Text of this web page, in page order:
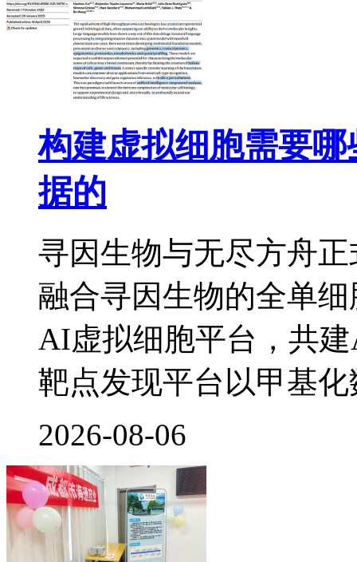
构建虚拟细胞需要
据的
寻因生物与无尽方舟
融合寻因生物的全单
AI虚拟细胞平台，共
靶点发现平台以甲基化
2026-08-06